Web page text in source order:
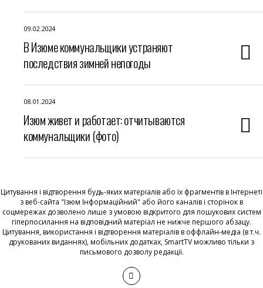
09.02.2024
В Изюме коммунальщики устраняют
последствия зимней непогоды
08.01.2024
Изюм живет и работает: отчитываются
коммунальщики (фото)
Цитування і відтворення будь-яких матеріалів або їх фрагментів в Інтернеті
з веб-сайта "Ізюм Інформаційний" або його каналів і сторінок в
соцмережах дозволено лише з умовою відкритого для пошукових систем
гіперпосилання на відповідний матеріал не нижче першого абзацу.
Цитування, використання і відтворення матеріалів в оффлайн-медіа (в т.ч.
друкованих виданнях), мобільних додатках, SmartTV можливо тільки з
письмового дозволу редакції.